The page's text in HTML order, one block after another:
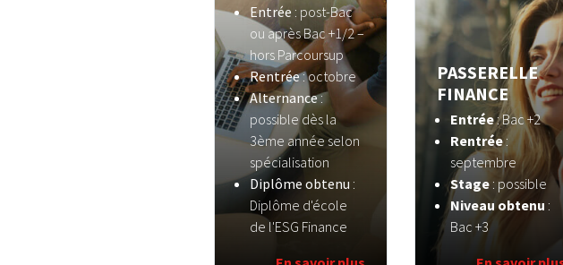
Entrée : post-Bac
ou après Bac +1/2 –
hors Parcoursup
Rentrée: octobre
Alternance:
possible dès la
3ème année selon
spécialisation
Diplôme obtenu :
Diplôme d'école
de l'ESG Finance
PASSERELLE
FINANCE
Entrée: Bac +2
Rentrée:
septembre
Stage : possible
Niveau obtenu :
Bac +3